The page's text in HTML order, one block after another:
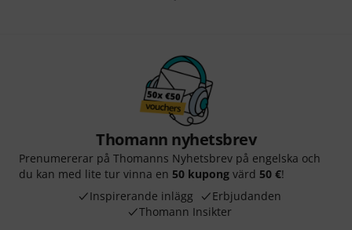
Thomann nyhetsbrev
Prenumererar på Thomanns Nyhetsbrev på engelska och
du kan med lite tur vinna en 50 kupong värd 50 €!
Inspirerande inlägg
Erbjudanden
Thomann Insikter